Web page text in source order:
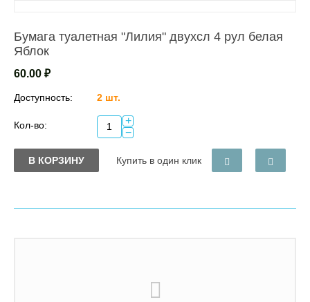
Бумага туалетная "Лилия" двухсл 4 рул белая
Яблок
60.00 ₽
Доступность: 2 шт.
Кол-во:
+
−
В КОРЗИНУ Купить в один клик